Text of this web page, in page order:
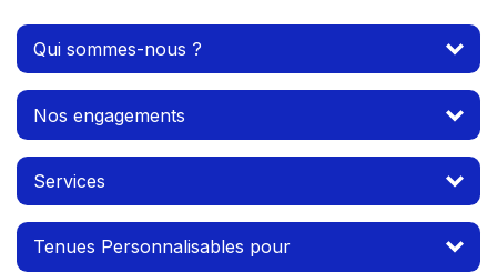
Qui sommes-nous ?
Nos engagements
Services
Tenues Personnalisables pour